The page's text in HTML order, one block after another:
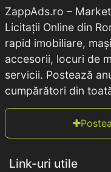
ZappAds.ro –
Licitații Online din
rapid imobiliare,
accesorii, locuri de
servicii. Postează
cumpărători din
Link-uri utile